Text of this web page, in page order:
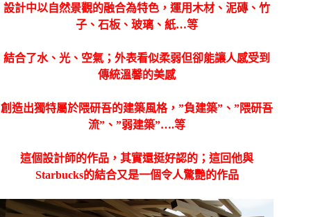
設計中以自然景觀的融合為特色，運用木材、泥磚、竹
子、石板、玻璃、紙…等
結合了水、光、空氣；外表看似柔弱但卻能讓人感受到
傳統溫馨的美感
創造出獨特屬於隈研吾的建築風格，”負建築”、”隈研吾
流”、”弱建築”….等
這個設計師的作品，其實還挺好認的；這回他與
Starbucks的結合又是一個令人驚艷的作品